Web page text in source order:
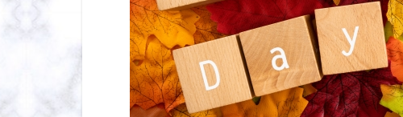
す
る
タ
イ
ミ
ン
グ